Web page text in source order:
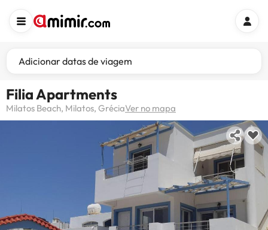
Adicionar datas de viagem
Filia Apartments
Milatos Beach, Milatos, GréciaVer no mapa